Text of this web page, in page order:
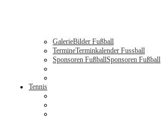
GalerieBilder Fußball
TermineTerminkalender Fussball
Sponsoren FußballSponsoren Fußball
Tennis